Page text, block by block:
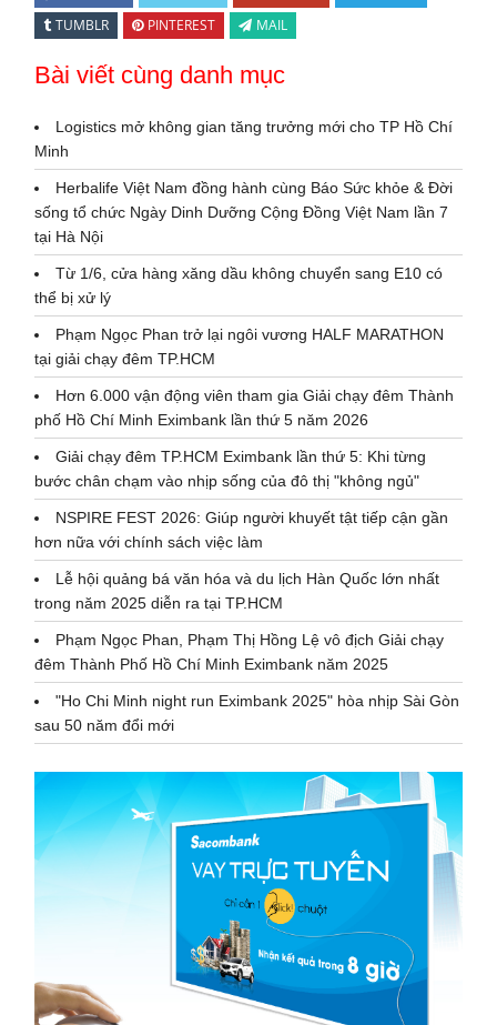
TUMBLR
PINTEREST MAIL
Bài viết cùng danh mục
Logistics mở không gian tăng trưởng mới cho TP Hồ Chí
Minh
Herbalife Việt Nam đồng hành cùng Báo Sức khỏe & Đời
sống tổ chức Ngày Dinh Dưỡng Cộng Đồng Việt Nam lần 7
tại Hà Nội
Từ 1/6, cửa hàng xăng dầu không chuyển sang E10 có
thể bị xử lý
Phạm Ngọc Phan trở lại ngôi vương HALF MARATHON
tại giải chạy đêm TP.HCM
Hơn 6.000 vận động viên tham gia Giải chạy đêm Thành
phố Hồ Chí Minh Eximbank lần thứ 5 năm 2026
Giải chạy đêm TP.HCM Eximbank lần thứ 5: Khi từng
bước chân chạm vào nhịp sống của đô thị "không ngủ"
NSPIRE FEST 2026: Giúp người khuyết tật tiếp cận gần
hơn nữa với chính sách việc làm
Lễ hội quảng bá văn hóa và du lịch Hàn Quốc lớn nhất
trong năm 2025 diễn ra tại TP.HCM
Phạm Ngọc Phan, Phạm Thị Hồng Lệ vô địch Giải chạy
đêm Thành Phố Hồ Chí Minh Eximbank năm 2025
"Ho Chi Minh night run Eximbank 2025" hòa nhịp Sài Gòn
sau 50 năm đổi mới